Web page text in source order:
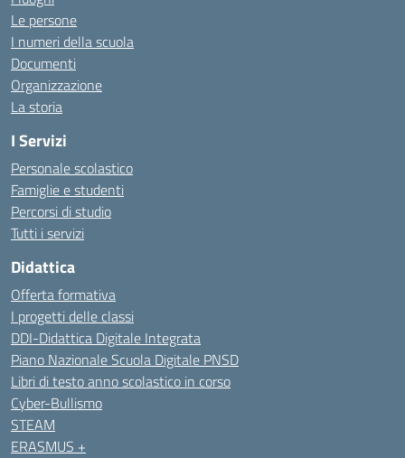
Le persone
I numeri della scuola
Documenti
Organizzazione
La storia
I Servizi
Personale scolastico
Famiglie e studenti
Percorsi di studio
Tutti i servizi
Didattica
Offerta formativa
I progetti delle classi
DDI-Didattica Digitale Integrata
Piano Nazionale Scuola Digitale PNSD
Libri di testo anno scolastico in corso
Cyber-Bullismo
STEAM
ERASMUS +